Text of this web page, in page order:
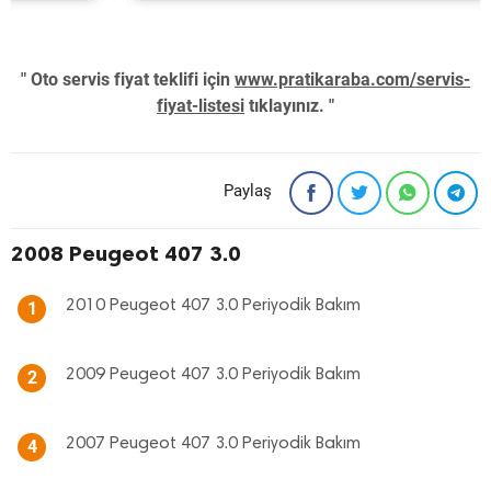
" Oto servis fiyat teklifi için www.pratikaraba.com/servis-
fiyat-listesi tıklayınız. "
Paylaş
2008 Peugeot 407 3.0
1 2010 Peugeot 407 3.0 Periyodik Bakım
2 2009 Peugeot 407 3.0 Periyodik Bakım
4 2007 Peugeot 407 3.0 Periyodik Bakım